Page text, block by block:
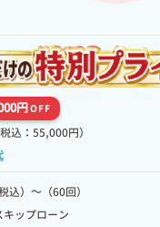
円OFF
税込：55,000円）
込）～（60回）
ップローン